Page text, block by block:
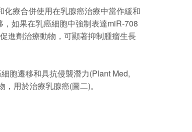
療合併使用在乳腺癌治療中當作緩和
如果在乳癌細胞中強制表達miR-708
進劑治療動物，可顯著抑制腫瘤生長
胞遷移和具抗侵襲潛力(Plant Med,
用於治療乳腺癌(圖二)。